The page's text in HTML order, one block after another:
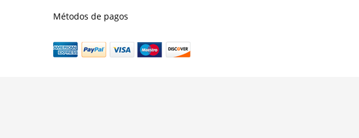
Métodos de pagos